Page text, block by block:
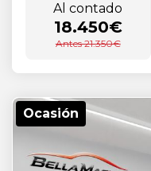
Al contado
18.450€
Antes 21.350€
Ocasión